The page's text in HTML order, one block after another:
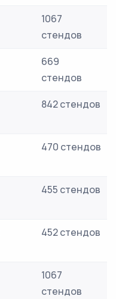
1067
стендов
669
стендов
842 стендов
470 стендов
455 стендов
452 стендов
1067
стендов